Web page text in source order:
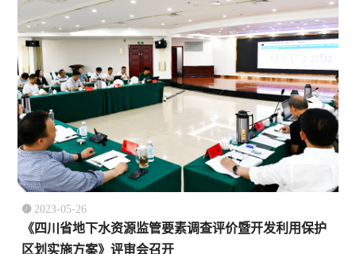
 2023-05-26
《四川省地下水资源监管要素调查评价暨开发利用保护
区划实施方案》评审会召开